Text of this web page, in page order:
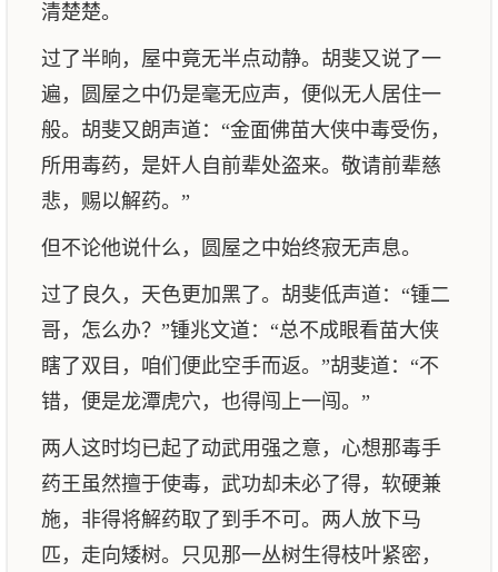
清楚楚。
过了半晌，屋中竟无半点动静。胡斐又说了一
遍，圆屋之中仍是毫无应声，便似无人居住一
般。胡斐又朗声道：“金面佛苗大侠中毒受伤，
所用毒药，是奸人自前辈处盗来。敬请前辈慈
悲，赐以解药。”
但不论他说什么，圆屋之中始终寂无声息。
过了良久，天色更加黑了。胡斐低声道：“锺二
哥，怎么办？”锺兆文道：“总不成眼看苗大侠
瞎了双目，咱们便此空手而返。”胡斐道：“不
错，便是龙潭虎穴，也得闯上一闯。”
两人这时均已起了动武用强之意，心想那毒手
药王虽然擅于使毒，武功却未必了得，软硬兼
施，非得将解药取了到手不可。两人放下马
匹，走向矮树。只见那一丛树生得枝叶紧密，